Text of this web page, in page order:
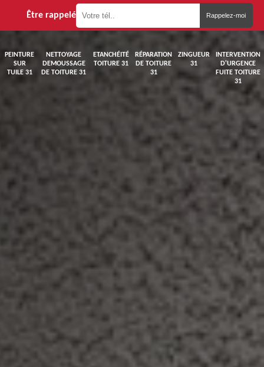
Être rappelé
PEINTURE
SUR
TUILE 31
NETTOYAGE
DEMOUSSAGE
DE TOITURE 31
ETANCHÉITÉ
TOITURE 31
RÉPARATION
DE TOITURE
31
ZINGUEUR
31
INTERVENTION
D'URGENCE
FUITE TOITURE
31